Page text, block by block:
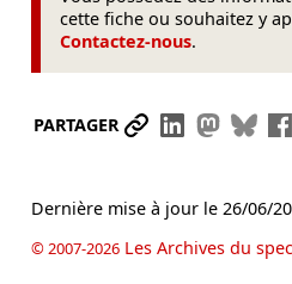
cette fiche ou souhaitez y
Contactez-nous.
PARTAGER Partager le lien
Partager
Dernière mise à jour le 26/06/
© 2007-2026Les Archives du